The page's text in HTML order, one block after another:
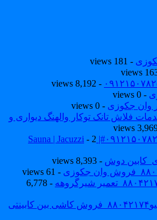
- 181 views
- 8,192 views
- 0 views
جکوزی - 0 views
فلاش تانک توکار والهنگ دیواری و
- 2
دوش- 8,393 views
- 61 views
- 6,778